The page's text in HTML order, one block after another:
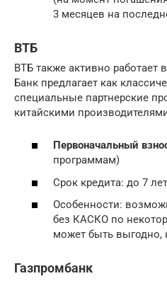
3 месяцев на
ВТБ
ВТБ также активно работает
Банк предлагает как
специальные партнерские
китайскими
Первоначальный
программам)
Срок кредита: до 7 лет
Особенности:
без КАСКО по
может быть выгодно,
Газпромбанк